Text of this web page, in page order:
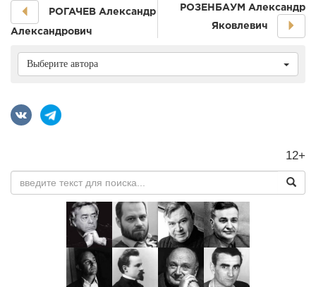
РОГАЧЕВ Александр
Александрович
РОЗЕНБАУМ Александр
Яковлевич
Выберите автора
12+